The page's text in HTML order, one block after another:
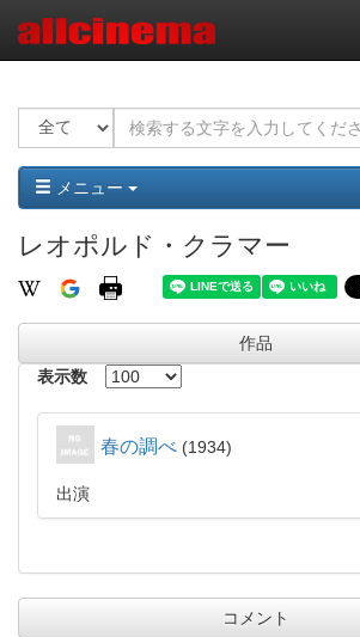
メニュー
レオポルド・クラマー
作品
表示数
春の調べ 1934
出演
コメント